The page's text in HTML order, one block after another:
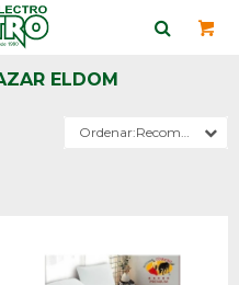
ELDOM
Recomendados